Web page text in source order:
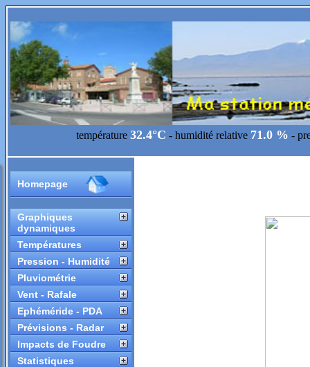
température 32.4°C - humidité relative 71.0 % -
Homepage
Graphiques
dynamiques
Températures
Pression - Humidité
Pluviométrie
Vent - Rafale
Ephéméride - PDA
Prévisions - Radar
Impacts de Foudre
Statistiques